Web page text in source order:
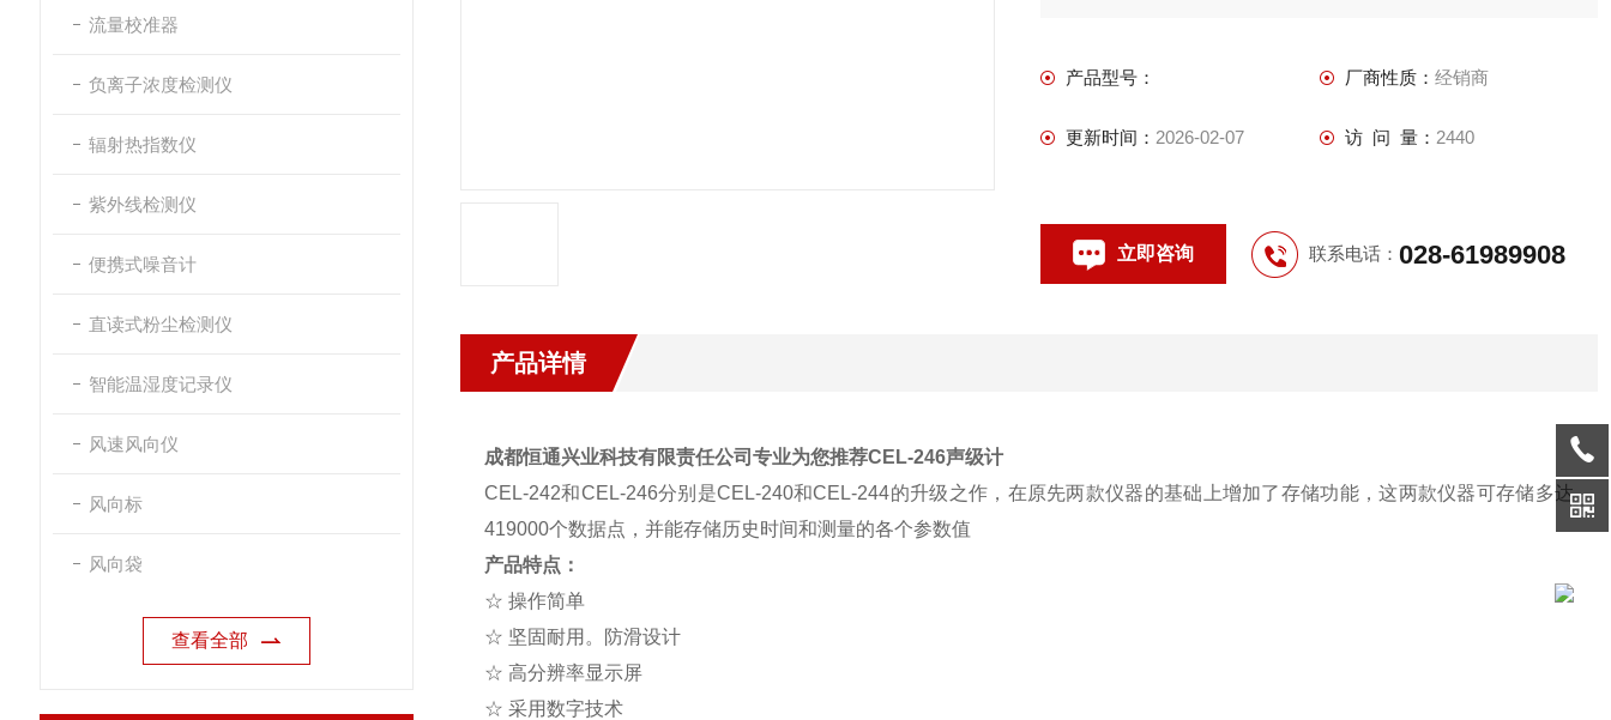
流量校准器
负离子浓度检测仪
辐射热指数仪
紫外线检测仪
便携式噪音计
直读式粉尘检测仪
智能温湿度记录仪
风速风向仪
风向标
风向袋
查看全部
产品型号： 厂商性质： 经销商
更新时间： 2026-02-07 访 问 量： 2440
立即咨询 联系电话： 028-61989908
产品详情
成都恒通兴业科技有限责任公司专业为您推荐CEL-246声级计
CEL-242和CEL-246分别是CEL-240和CEL-244的升级之作，在原先两款仪器的基础上增加了存储功能，这两款仪器可存储多达
419000个数据点，并能存储历史时间和测量的各个参数值
产品特点：
☆ 操作简单
☆ 坚固耐用。防滑设计
☆ 高分辨率显示屏
☆ 采用数字技术